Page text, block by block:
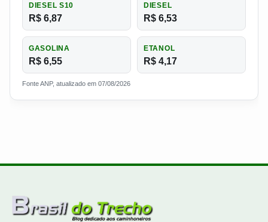
DIESEL S10
R$ 6,87
DIESEL
R$ 6,53
GASOLINA
R$ 6,55
ETANOL
R$ 4,17
Fonte ANP, atualizado em 07/08/2026